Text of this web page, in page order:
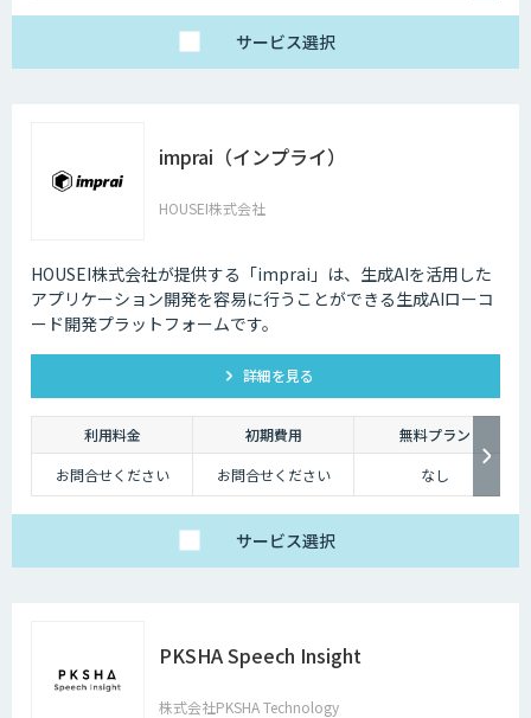
サービス選択
imprai（インプライ）
HOUSEI株式会社
HOUSEI株式会社が提供する「imprai」は、生成AIを活用した
アプリケーション開発を容易に行うことができる生成AIローコ
ード開発プラットフォームです。
詳細を見る
利用料金 初期費用
無料プラン
お問合せください
お問合せください なし
サービス選択
PKSHA Speech Insight
株式会社PKSHA Technology